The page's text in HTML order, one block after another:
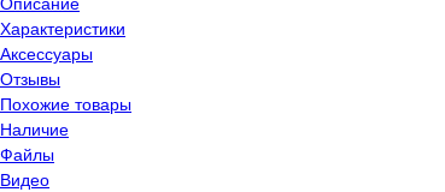
Описание
Характеристики
Аксессуары
Отзывы
Похожие товары
Наличие
Файлы
Видео